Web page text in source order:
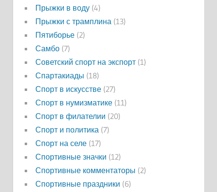
Прыжки в воду(4)
Прыжки с трамплина(13)
Пятиборье(2)
Самбо(7)
Советский спорт на экспорт(1)
Спартакиады (18)
Спорт в искусстве(27)
Спорт в нумизматике(11)
Спорт в филателии (20)
Спорт и политика(7)
Спорт на селе(17)
Спортивные значки (12)
Спортивные комментаторы (2)
Спортивные праздники (6)